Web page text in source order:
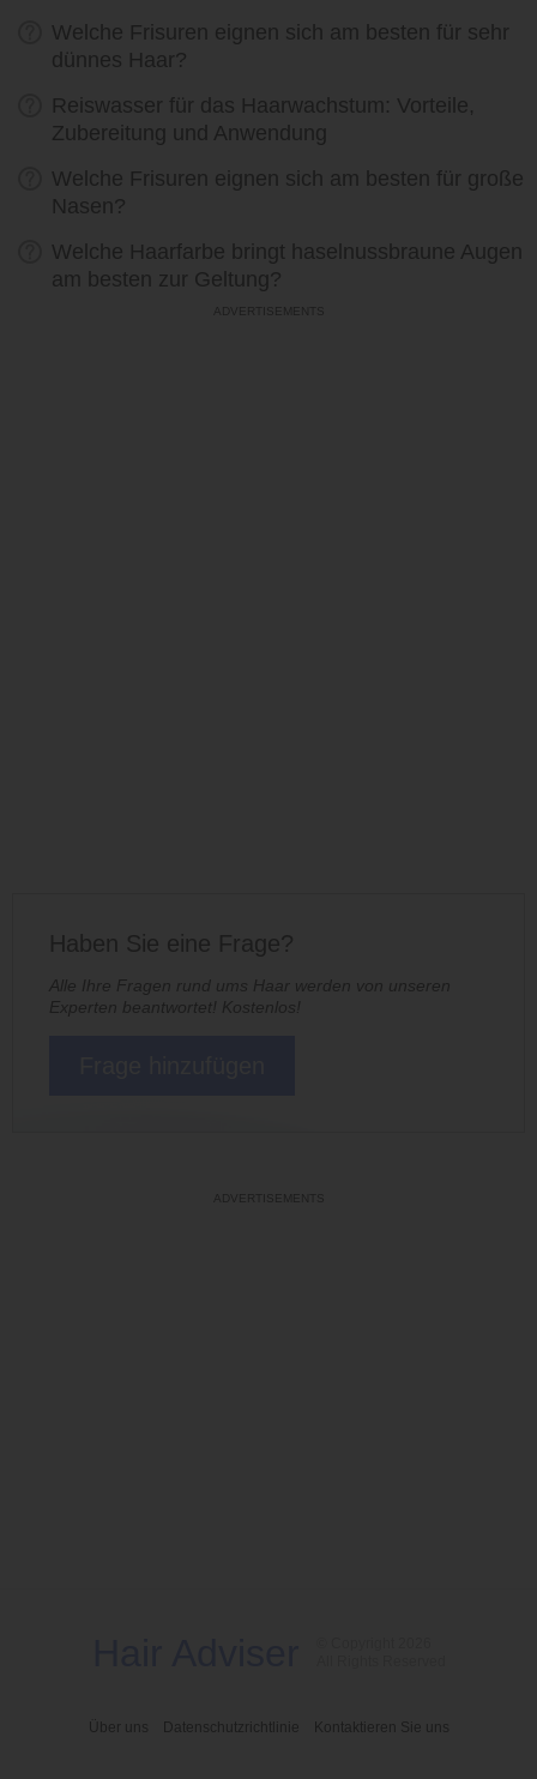
Welche Frisuren eignen sich am besten für sehr
dünnes Haar?
Reiswasser für das Haarwachstum: Vorteile,
Zubereitung und Anwendung
Welche Frisuren eignen sich am besten für große
Nasen?
Welche Haarfarbe bringt haselnussbraune Augen
am besten zur Geltung?
Haben Sie eine Frage?
Alle Ihre Fragen rund ums Haar werden von unseren
Experten beantwortet! Kostenlos!
Über uns Datenschutzrichtlinie Kontaktieren Sie uns